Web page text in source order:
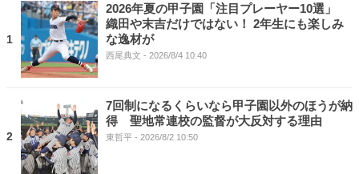
1
2026年夏の甲子園「注目プレーヤー10選」
織田や末吉だけではない！ 2年生にも楽しみ
な逸材が
西尾典文 - 2026/8/4 10:40
2
7回制になるくらいなら甲子園以外のほうが納
得 聖地常連校の監督が大反対する理由
東哲平 - 2026/8/2 10:50